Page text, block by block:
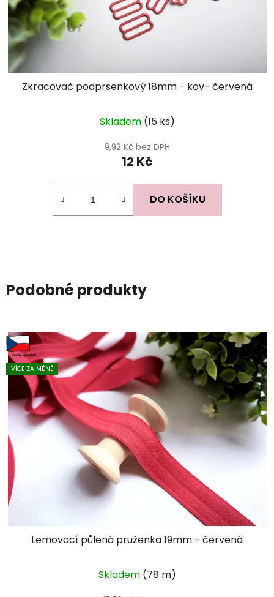
Zkracovač podprsenkový 18mm - kov- červená
Skladem (15 ks)
9,92 Kč bez DPH
12 Kč
DO KOŠÍKU
Podobné produkty
VÍCE ZA MÉNĚ
Lemovací půlená pruženka 19mm - červená
Skladem (78 m)